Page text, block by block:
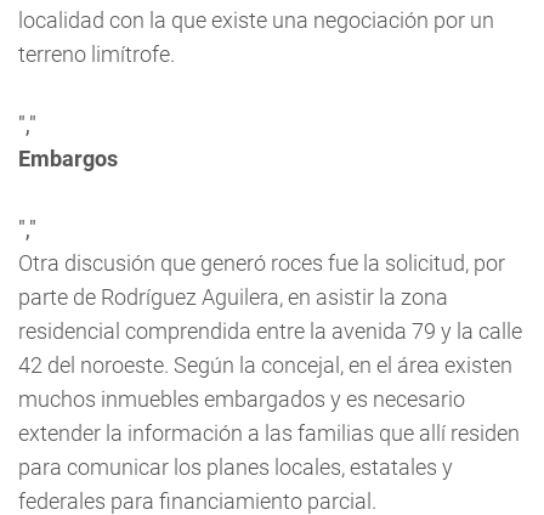
localidad con la que existe una negociación por un
terreno limítrofe.
","
Embargos
","
Otra discusión que generó roces fue la solicitud, por
parte de Rodríguez Aguilera, en asistir la zona
residencial comprendida entre la avenida 79 y la calle
42 del noroeste. Según la concejal, en el área existen
muchos inmuebles embargados y es necesario
extender la información a las familias que allí residen
para comunicar los planes locales, estatales y
federales para financiamiento parcial.